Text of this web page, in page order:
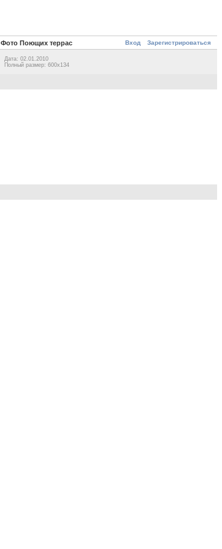
Вход Зарегистрироваться
Фото Поющих террас
Дата: 02.01.2010
Полный размер: 600x134